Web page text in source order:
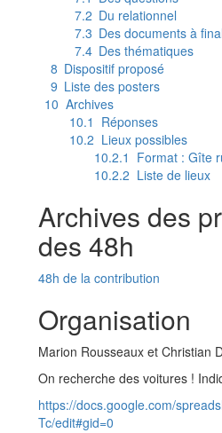
7.2 Du relationnel
7.3 Des documents à
7.4 Des thématiques
8 Dispositif proposé
9 Liste des posters
10 Archives
10.1 Réponses
10.2 Lieux possibles
10.2.1 Format : Gîte
10.2.2 Liste de lieux
Archives des
des 48h
48h de la contribution
Organisation
Marion Rousseaux et Christian
On recherche des voitures !
https://docs.google.com/
Tc/edit#gid=0